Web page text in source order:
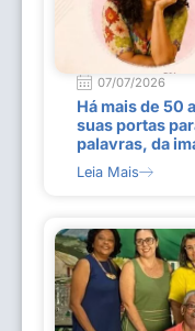
07/07/2026
Há mais de 50
suas portas
palavras, da
Leia Mais